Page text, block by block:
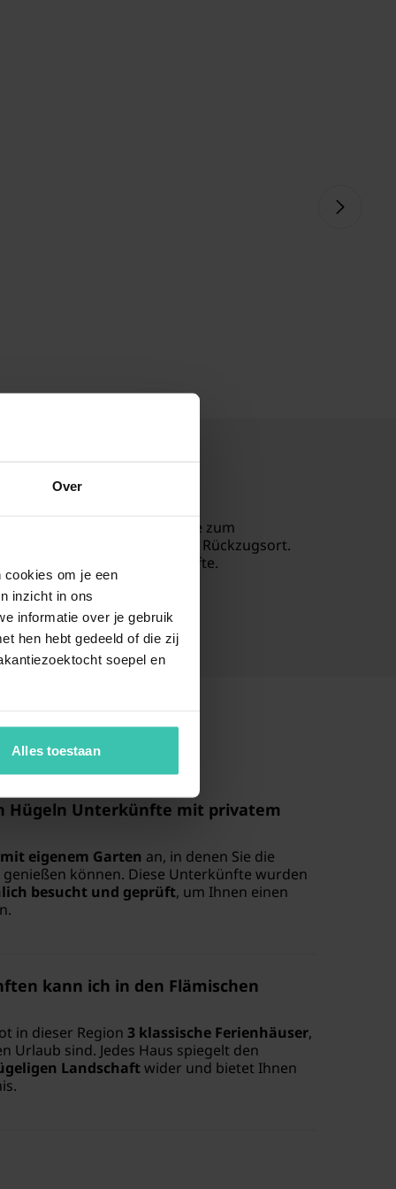
Over
cookies om je een
inzicht in ons
informatie over je gebruik
hen hebt gedeeld of die zij
soepel en
Alles toestaan
und weite Ausblicke, die zum
hier finden Sie den idealen Rückzugsort.
ausgewählten Unterkünfte.
Hügeln Unterkünfte mit privatem
eigenem Garten an, in denen Sie die
können. Diese Unterkünfte wurden
besucht und geprüft, um Ihnen einen
kann ich in den Flämischen
in dieser Region 3 klassische Ferienhäuser,
Urlaub sind. Jedes Haus spiegelt den
Landschaftwider und bietet Ihnen